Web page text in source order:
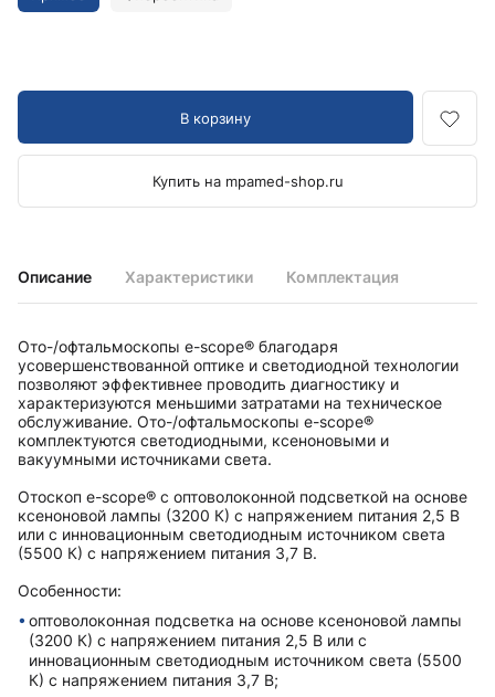
Описание Характеристики Комплектация
Ото-/офтальмоскопы e-scope® благодаря
усовершенствованной оптике и светодиодной технологии
позволяют эффективнее проводить диагностику и
характеризуются меньшими затратами на техническое
обслуживание. Ото-/офтальмоскопы e-scope®
комплектуются светодиодными, ксеноновыми и
вакуумными источниками света.
Отоскоп e-scope® с оптоволоконной подсветкой на основе
ксеноновой лампы (3200 К) с напряжением питания 2,5 В
или с инновационным светодиодным источником света
(5500 К) с напряжением питания 3,7 В.
Особенности:
оптоволоконная подсветка на основе ксеноновой лампы
(3200 К) с напряжением питания 2,5 В или с
инновационным светодиодным источником света (5500
К) с напряжением питания 3,7 В;
В корзину
Купить на mpamed-shop.ru